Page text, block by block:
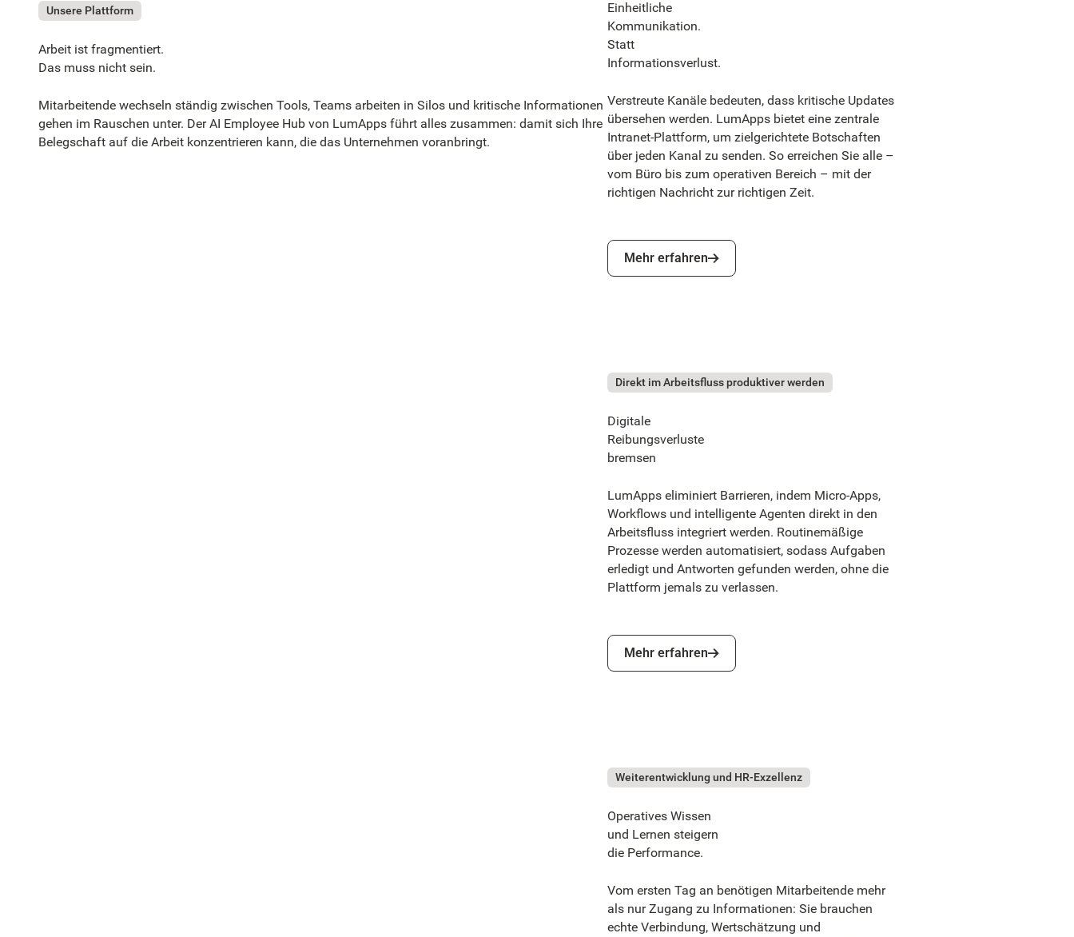
Unsere Plattform
Arbeit ist fragmentiert.
Das muss nicht sein.
Mitarbeitende wechseln ständig zwischen Tools, Teams arbeiten in Silos und kritische Informationen
gehen im Rauschen unter. Der AI Employee Hub von LumApps führt alles zusammen: damit sich Ihre
Belegschaft auf die Arbeit konzentrieren kann, die das Unternehmen voranbringt.
Einheitliche
Kommunikation.
Statt
Informationsverlust.
Verstreute Kanäle bedeuten, dass kritische Updates
übersehen werden. LumApps bietet eine zentrale
Intranet-Plattform, um zielgerichtete Botschaften
über jeden Kanal zu senden. So erreichen Sie alle –
vom Büro bis zum operativen Bereich – mit der
richtigen Nachricht zur richtigen Zeit.
Mehr erfahren
Mehr erfahren
Direkt im Arbeitsfluss produktiver werden
Digitale
Reibungsverluste
bremsen
LumApps eliminiert Barrieren, indem Micro-Apps,
Workflows und intelligente Agenten direkt in den
Arbeitsfluss integriert werden. Routinemäßige
Prozesse werden automatisiert, sodass Aufgaben
erledigt und Antworten gefunden werden, ohne die
Plattform jemals zu verlassen.
Mehr erfahren
Mehr erfahren
Weiterentwicklung und HR-Exzellenz
Operatives Wissen
und Lernen steigern
die Performance.
Vom ersten Tag an benötigen Mitarbeitende mehr
als nur Zugang zu Informationen: Sie brauchen
echte Verbindung, Wertschätzung und